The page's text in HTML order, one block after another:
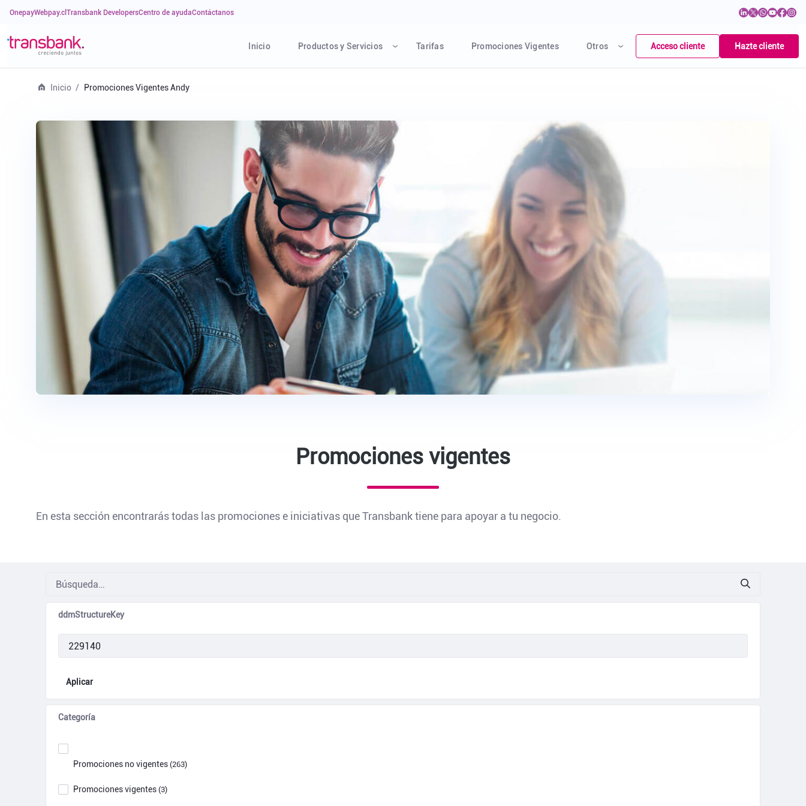
OnepayWebpay.cl Transbank DevelopersCentro de ayudaContáctanos
Inicio Productos y Servicios Tarifas Promociones Vigentes Otros Acceso cliente Hazte cliente
Inicio Promociones Vigentes Andy
Promociones vigentes
En esta sección encontrarás todas las promociones e iniciativas que Transbank tiene para apoyar a tu negocio.
ddmStructureKey
Aplicar
Categoría
Promociones no vigentes (263)
Promociones vigentes (3)